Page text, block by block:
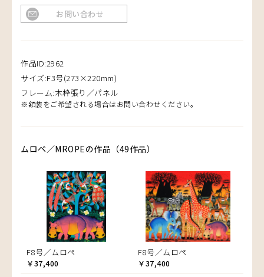
お問い合わせ
作品ID:2962
サイズ:F3号(273×220mm)
フレーム:木枠張り／パネル
※額装をご希望される場合はお問い合わせください。
ムロペ／MROPEの作品（49作品）
F8号／ムロペ
￥37,400
F8号／ムロペ
￥37,400